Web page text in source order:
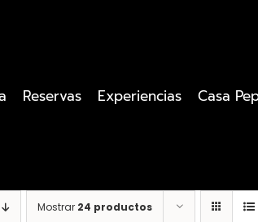
Reservas Experiencias Casa
Mostrar 24 productos